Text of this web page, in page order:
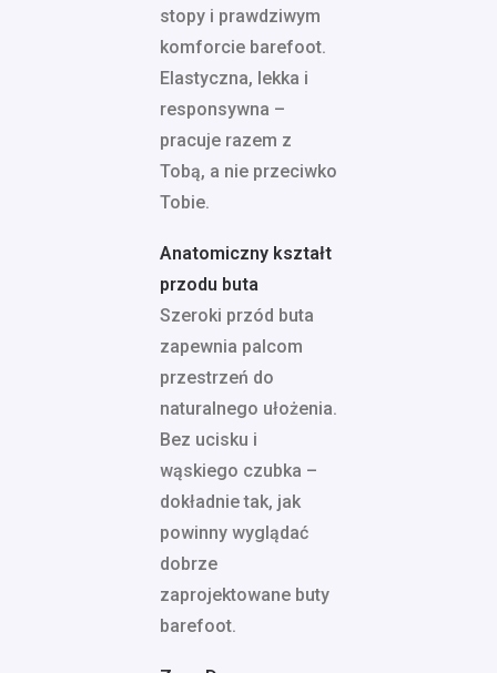
stopy i prawdziwym
komforcie barefoot.
Elastyczna, lekka i
responsywna –
pracuje razem z
Tobą, a nie przeciwko
Tobie.
Anatomiczny kształt
przodu buta
Szeroki przód buta
zapewnia palcom
przestrzeń do
naturalnego ułożenia.
Bez ucisku i
wąskiego czubka –
dokładnie tak, jak
powinny wyglądać
dobrze
zaprojektowane buty
barefoot.